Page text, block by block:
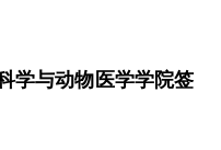
学与动物医学学院签